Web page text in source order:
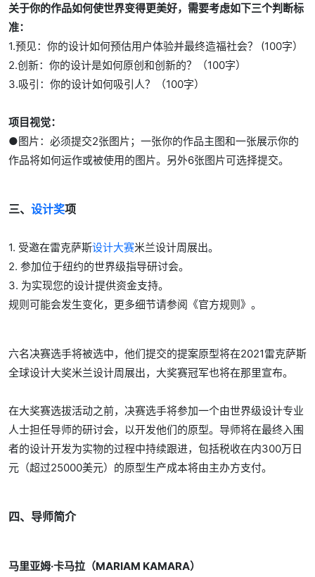
关于你的作品如何使世界变得更美好，需要考虑如下三个判断标
准：
1.预见：你的设计如何预估用户体验并最终造福社会？ (100字）
2.创新：你的设计是如何原创和创新的？（100字）
3.吸引：你的设计如何吸引人？（100字）
项目视觉：
●图片：必须提交2张图片；一张你的作品主图和一张展示你的
作品将如何运作或被使用的图片。另外6张图片可选择提交。
三、 设计奖项
1. 受邀在雷克萨斯设计大赛米兰设计周展出。
2. 参加位于纽约的世界级指导研讨会。
3. 为实现您的设计提供资金支持。
规则可能会发生变化，更多细节请参阅《官方规则》。
六名决赛选手将被选中，他们提交的提案原型将在2021雷克萨斯
全球设计大奖米兰设计周展出，大奖赛冠军也将在那里宣布。
在大奖赛选拔活动之前，决赛选手将参加一个由世界级设计专业
人士担任导师的研讨会，以开发他们的原型。导师将在最终入围
者的设计开发为实物的过程中持续跟进，包括税收在内300万日
元（超过25000美元）的原型生产成本将由主办方支付。
四、导师简介
马里亚姆·卡马拉（MARIAM KAMARA）